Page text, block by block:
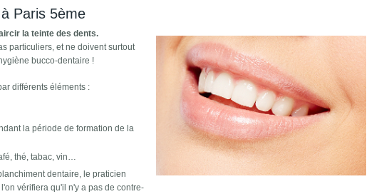
Paris 5ème
la teinte des dents.
particuliers, et ne doivent surtout
bucco-dentaire !
différents éléments :
la période de formation de la
thé, tabac, vin…
dentaire, le praticien
l'on vérifiera qu'il n'y a pas de contre-